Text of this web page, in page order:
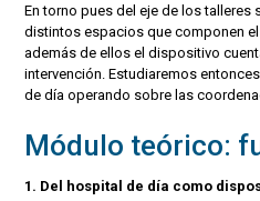
En torno pues del eje de los talleres
distintos espacios que componen
además de ellos el dispositivo
intervención. Estudiaremos
de día operando sobre las
Módulo teórico:
1. Del hospital de día como